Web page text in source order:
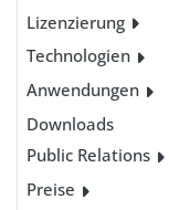
Lizenzierung
Technologien
Anwendungen
Downloads
Public Relations
Preise